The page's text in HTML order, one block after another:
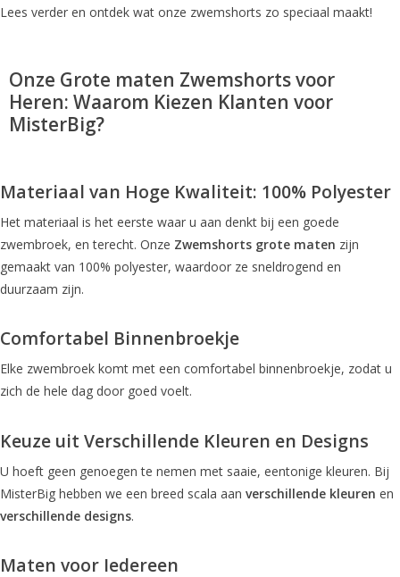
Lees verder en ontdek wat onze zwemshorts zo speciaal maakt!
Onze Grote maten Zwemshorts voor
Heren: Waarom Kiezen Klanten voor
MisterBig?
Materiaal van Hoge Kwaliteit: 100% Polyester
Het materiaal is het eerste waar u aan denkt bij een goede
zwembroek, en terecht. Onze Zwemshorts grote maten zijn
gemaakt van 100% polyester, waardoor ze sneldrogend en
duurzaam zijn.
Comfortabel Binnenbroekje
Elke zwembroek komt met een comfortabel binnenbroekje, zodat u
zich de hele dag door goed voelt.
Keuze uit Verschillende Kleuren en Designs
U hoeft geen genoegen te nemen met saaie, eentonige kleuren. Bij
MisterBig hebben we een breed scala aan verschillende kleuren en
verschillende designs.
Maten voor Iedereen